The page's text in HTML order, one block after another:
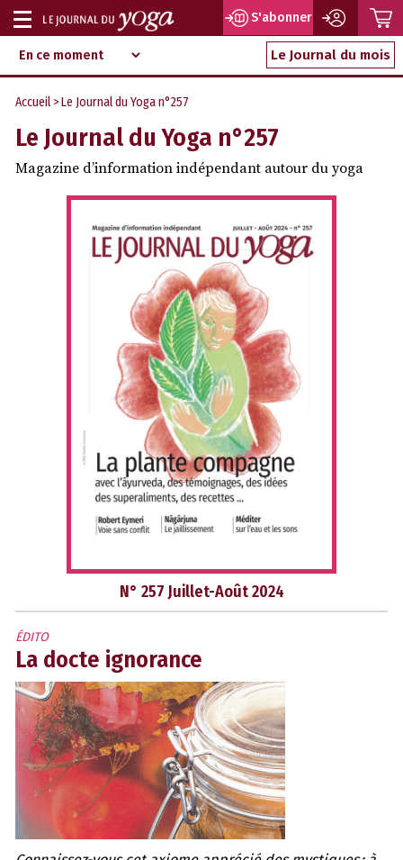
Aller
au
contenu
d‘information
indépendant
Afficher
ou
masquer
navigation
S'abonner
Le Journal du mois
Accueil > Le Journal du Yoga n°257
Le Journal du Yoga n°257
Magazine d’information indépendant autour du yoga
N° 257 Juillet-Août 2024
ÉDITO
La docte ignorance